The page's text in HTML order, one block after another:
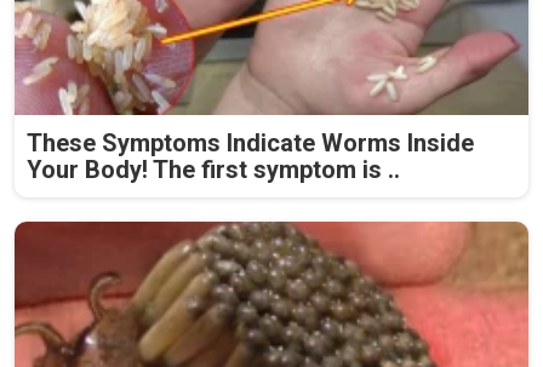
These Symptoms Indicate Worms Inside
Your Body! The first symptom is ..